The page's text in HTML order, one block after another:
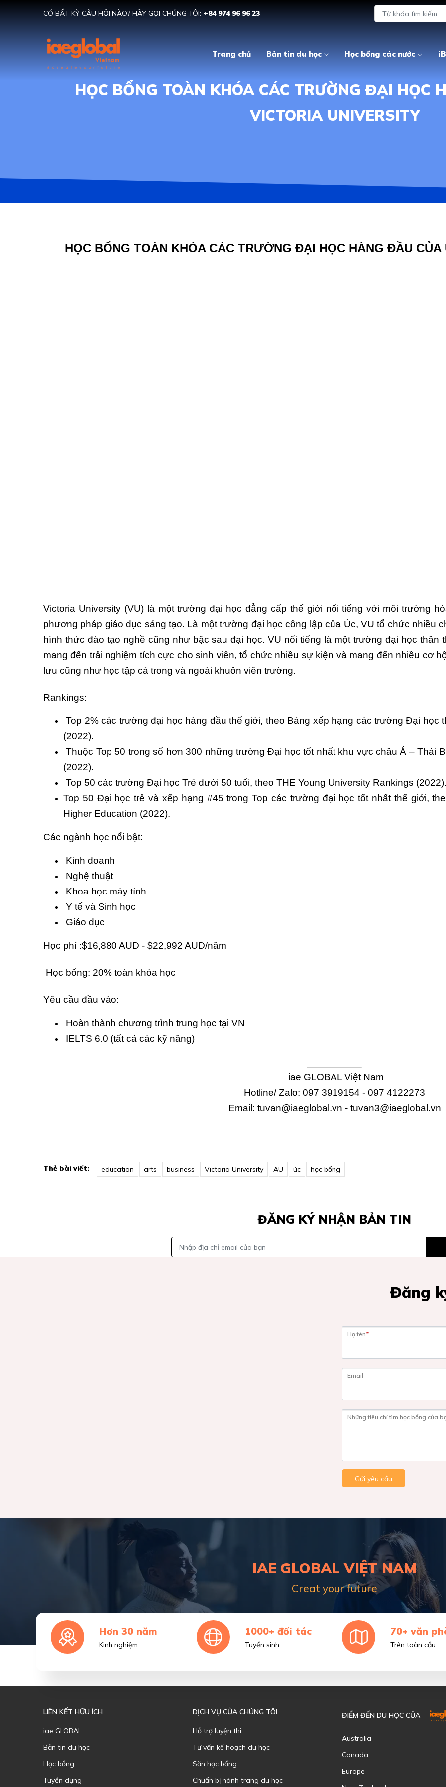
CÓ BẤT KỲ CÂU HỎI NÀO? HÃY GỌI CHÚNG TÔI: +84 974 96 96 23
Trang chủ Bản tin du học Học bổng các nước
HỌC BỔNG TOÀN KHÓA CÁC TRƯỜNG ĐẠI HỌC
VICTORIA UNIVERSITY
HỌC BỔNG TOÀN KHÓA CÁC TRƯỜNG ĐẠI HỌC HÀNG ĐẦU CỦA
Victoria University (VU) là một trường đại học đẳng cấp thế giới nổi tiếng với môi trường
phương pháp giáo dục sáng tạo. Là một trường đại học công lập của Úc, VU tổ chức nhiều
hình thức đào tạo nghề cũng như bậc sau đại học. VU nổi tiếng là một trường đại học thân
mang đến trải nghiệm tích cực cho sinh viên, tổ chức nhiều sự kiện và mang đến nhiều cơ
lưu cũng như học tập cả trong và ngoài khuôn viên trường.
Rankings:
Top 2% các trường đại học hàng đầu thế giới, theo Bảng xếp hạng các trường Đại học
(2022).
Thuộc Top 50 trong số hơn 300 những trường Đại học tốt nhất khu vực châu Á – Thái
(2022).
Top 50 các trường Đại học Trẻ dưới 50 tuổi, theo THE Young University Rankings (2022).
Top 50 Đại học trẻ và xếp hạng #45 trong Top các trường đại học tốt nhất thế giới,
Higher Education (2022).
Các ngành học nổi bật:
Kinh doanh
Nghệ thuật
Khoa học máy tính
Y tế và Sinh học
Giáo dục
Học phí :$16,880 AUD - $22,992 AUD/năm
Học bổng: 20% toàn khóa học
Yêu cầu đầu vào:
Hoàn thành chương trình trung học tại VN
IELTS 6.0 (tất cả các kỹ năng)
iae GLOBAL Việt Nam
Hotline/ Zalo: 097 3919154 - 097 4122273
Email: tuvan@iaeglobal.vn - tuvan3@iaeglobal.vn
Thẻ bài viết: education arts business Victoria University AU úc học bổng
ĐĂNG KÝ NHẬN BẢN TIN
Đăng
Họ tên*
Email
Những tiêu chí tìm học bổng của
Gửi yêu cầu
IAE GLOBAL VIỆT NAM
Creat your future
Hơn 30 năm
Kinh nghiệm
1000+ đối tác
Tuyển sinh
70+ văn
Trên toàn cầu
LIÊN KẾT HỮU ÍCH
iae GLOBAL
Bản tin du học
Học bổng
Tuyển dụng
DỊCH VỤ CỦA CHÚNG TÔI
Hỗ trợ luyện thi
Tư vấn kế hoạch du học
Săn học bổng
Chuẩn bị hành trang du học
ĐIỂM ĐẾN DU HỌC CỦA
Australia
Canada
Europe